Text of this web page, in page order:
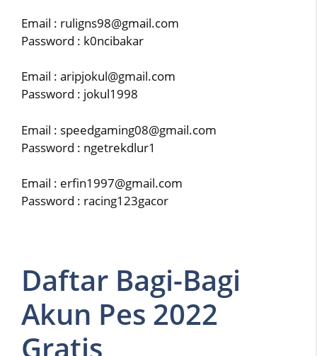
Email : ruligns98@gmail.com
Password : k0ncibakar
Email : aripjokul@gmail.com
Password : jokul1998
Email : speedgaming08@gmail.com
Password : ngetrekdlur1
Email : erfin1997@gmail.com
Password : racing123gacor
Daftar Bagi-Bagi
Akun Pes 2022
Gratis